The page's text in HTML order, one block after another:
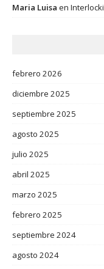
Maria Luisa en
febrero 2026
diciembre 2025
septiembre 2025
agosto 2025
julio 2025
abril 2025
marzo 2025
febrero 2025
septiembre 2024
agosto 2024